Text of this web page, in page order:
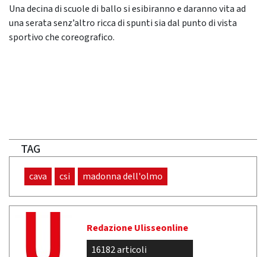
Una decina di scuole di ballo si esibiranno e daranno vita ad
una serata senz’altro ricca di spunti sia dal punto di vista
sportivo che coreografico.
TAG
cava csi madonna dell'olmo
Redazione Ulisseonline
16182 articoli